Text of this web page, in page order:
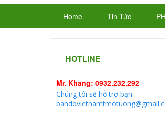
Home Tin Tức
HOTLINE
Mr. Khang: 0932.232.292
Chúng tôi sẽ hỗ trợ bạn